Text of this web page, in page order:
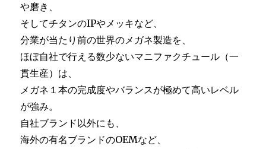
や磨き、
そしてチタンのIPやメッキなど、
分業が当たり前の世界のメガネ製造を、
ほぼ自社で行える数少ないマニファクチュール（一
貫生産）は、
メガネ１本の完成度やバランスが極めて高いレベル
が強み。
自社ブランド以外にも、
海外の有名ブランドのOEMなど、